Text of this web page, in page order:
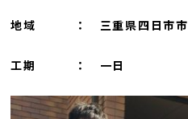
地域 ： 三重県四日市市
工期 ： 一日